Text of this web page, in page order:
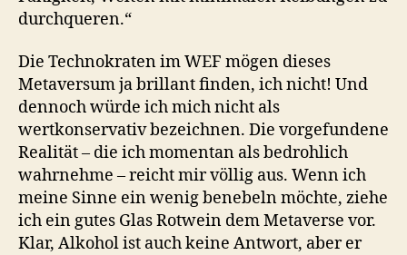
durchqueren.“
Die Technokraten im WEF mögen dieses
Metaversum ja brillant finden, ich nicht! Und
dennoch würde ich mich nicht als
wertkonservativ bezeichnen. Die vorgefundene
Realität – die ich momentan als bedrohlich
wahrnehme – reicht mir völlig aus. Wenn ich
meine Sinne ein wenig benebeln möchte, ziehe
ich ein gutes Glas Rotwein dem Metaverse vor.
Klar, Alkohol ist auch keine Antwort, aber er